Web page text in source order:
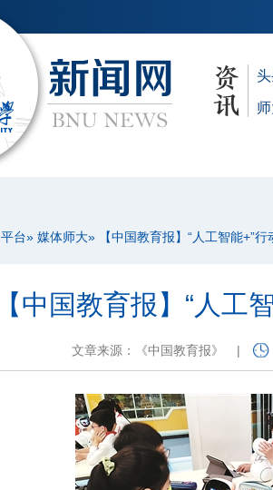
平台» 媒体师大» 【中国教育报】“人工智能+”行
【中国教育报】“人工
文章来源：《中国教育报》 |